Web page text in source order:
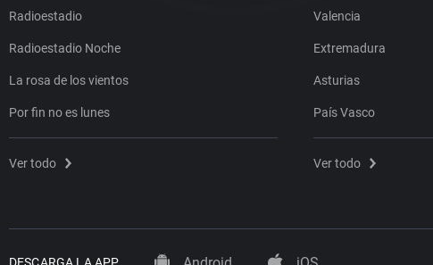
Radioestadio
Radioestadio Noche
La rosa de los vientos
Por fin no es lunes
Ver todo
Valencia
Extremadura
Asturias
País Vasco
Ver todo